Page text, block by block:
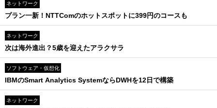
ネットワーク
プラン一新！NTTComのホットスポットに399円のコースも
ネットワーク
次は海外進出？5歳を迎えたアラクサラ
ソフトウェア・仮想化
IBMのSmart Analytics SystemならDWHを12日で構築
ネットワーク